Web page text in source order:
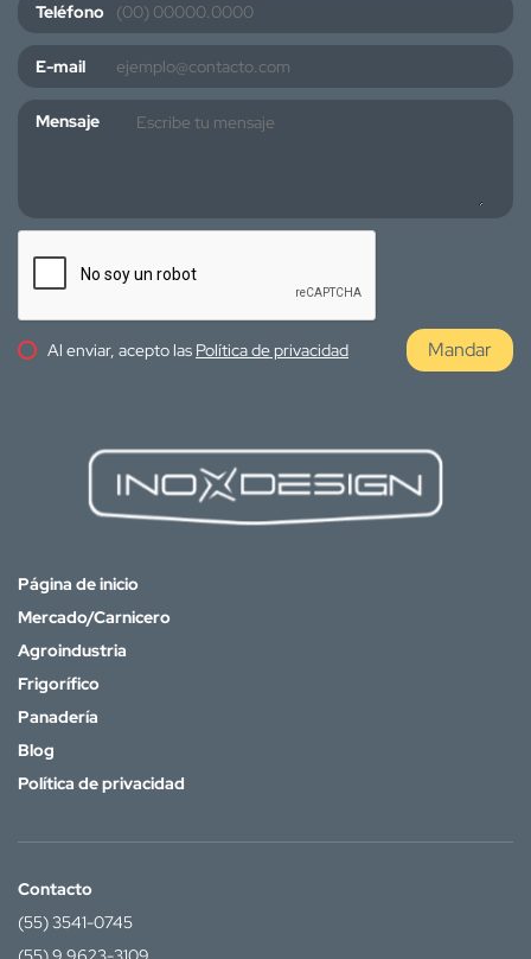
Teléfono
E-mail
Mensaje
Al enviar, acepto las Política de privacidad Mandar
Página de inicio
Mercado/Carnicero
Agroindustria
Frigorífico
Panadería
Blog
Política de privacidad
Contacto
(55) 3541-0745